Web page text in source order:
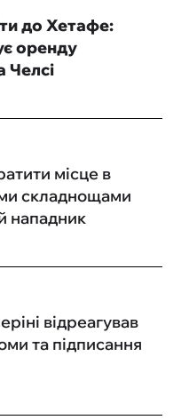
до Хетафе:
оренду
Челсі
місце в
складнощами
нападник
відреагував
та підписання